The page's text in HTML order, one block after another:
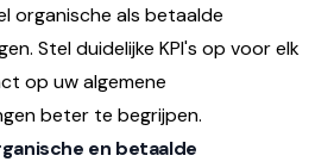
organische als betaalde
Stel duidelijke KPI's op voor elk
op uw algemene
beter te begrijpen.
en betaalde